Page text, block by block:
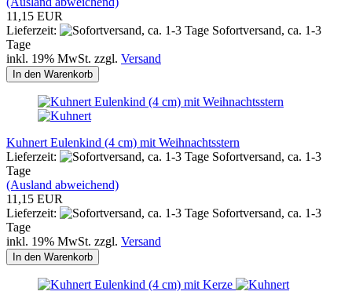
11,15 EUR
Lieferzeit:
Sofortversand, ca. 1-3
Tage
inkl. 19% MwSt. zzgl. Versand
In den Warenkorb
Kuhnert Eulenkind (4 cm) mit Weihnachtsstern
Lieferzeit:
Sofortversand, ca. 1-3
Tage
(Ausland abweichend)
11,15 EUR
Lieferzeit:
Sofortversand, ca. 1-3
Tage
inkl. 19% MwSt. zzgl. Versand
In den Warenkorb